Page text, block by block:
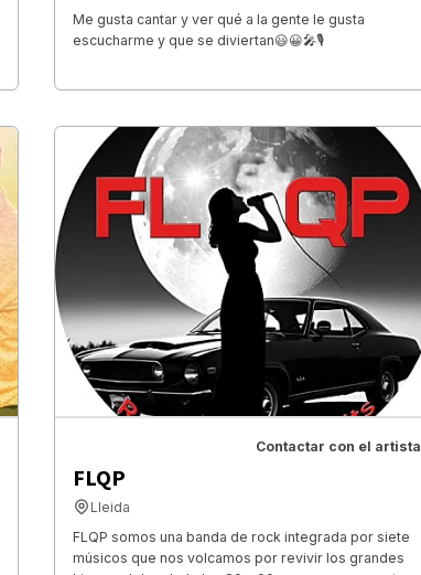
Me gusta cantar y ver qué a la gente le gusta
escucharme y que se diviertan😃😀🎤🎙️
Contactar con el artista
FLQP
Lleida
FLQP somos una banda de rock integrada por siete
músicos que nos volcamos por revivir los grandes